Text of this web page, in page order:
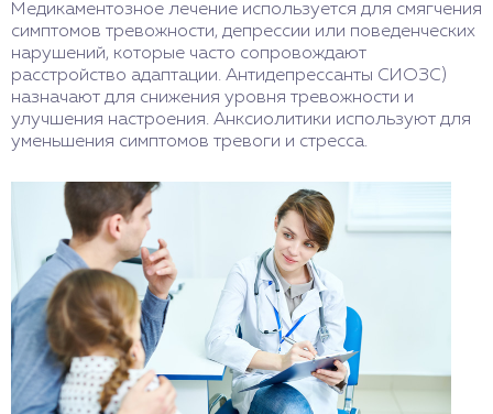
Медикаментозное лечение используется для смягчения
симптомов тревожности, депрессии или поведенческих
нарушений, которые часто сопровождают
расстройство адаптации. Антидепрессанты СИОЗС)
назначают для снижения уровня тревожности и
улучшения настроения. Анксиолитики используют для
уменьшения симптомов тревоги и стресса.